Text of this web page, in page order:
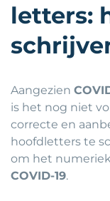
letters:
Aangezien
is het nog niet
correcte en
hoofdletters te
om het
COVID-19.